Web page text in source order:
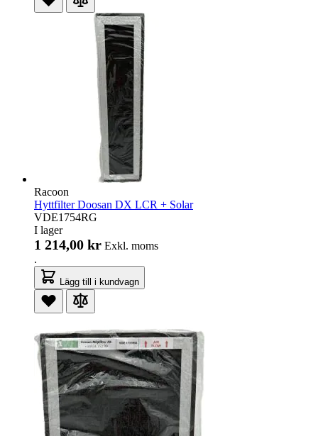
Racoon
Hyttfilter Doosan DX LCR + Solar
VDE1754RG
I lager
1 214,00 kr Exkl. moms
.
Lägg till i kundvagn